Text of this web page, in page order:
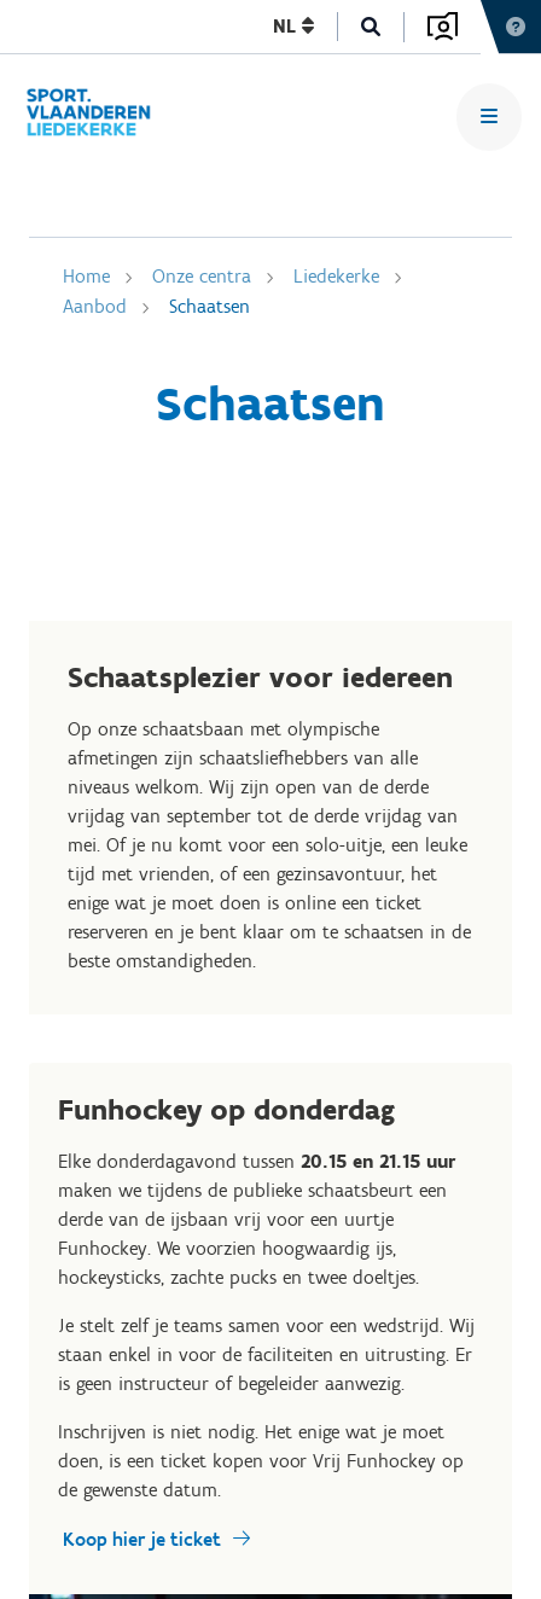
NL
Home Onze centra
Liedekerke
Aanbod
Schaatsen
Schaatsen
Schaatsplezier voor iedereen
Op onze schaatsbaan met olympische
afmetingen zijn schaatsliefhebbers van alle
niveaus welkom. Wij zijn open van de derde
vrijdag van september tot de derde vrijdag van
mei. Of je nu komt voor een solo-uitje, een leuke
tijd met vrienden, of een gezinsavontuur, het
enige wat je moet doen is online een ticket
reserveren en je bent klaar om te schaatsen in de
beste omstandigheden.
Funhockey op donderdag
Elke donderdagavond tussen 20.15 en 21.15 uur
maken we tijdens de publieke schaatsbeurt een
derde van de ijsbaan vrij voor een uurtje
Funhockey. We voorzien hoogwaardig ijs,
hockeysticks, zachte pucks en twee doeltjes.
Je stelt zelf je teams samen voor een wedstrijd. Wij
staan enkel in voor de faciliteiten en uitrusting. Er
is geen instructeur of begeleider aanwezig.
Inschrijven is niet nodig. Het enige wat je moet
doen, is een ticket kopen voor Vrij Funhockey op
de gewenste datum.
Koop hier je ticket